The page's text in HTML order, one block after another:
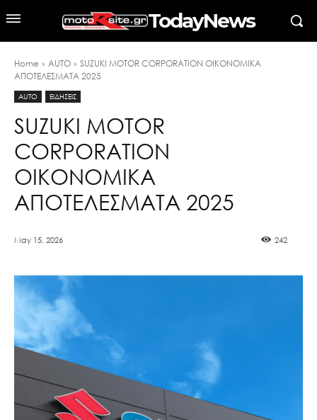
TodayNews
Home AUTO
SUZUKI MOTOR CORPORATION ΟΙΚΟΝΟΜΙΚΑ
ΑΠΟΤΕΛΕΣΜΑΤΑ 2025
AUTO ΕΙΔΗΣΕΙΣ
SUZUKI MOTOR
CORPORATION
ΟΙΚΟΝΟΜΙΚΑ
ΑΠΟΤΕΛΕΣΜΑΤΑ 2025
May 15, 2026 242